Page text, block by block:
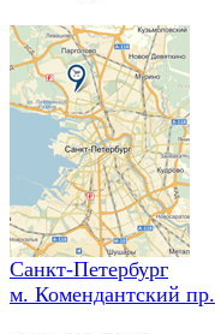
Санкт-Петербург
м. Комендантский пр.